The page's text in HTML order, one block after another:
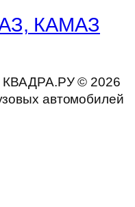
КАМАЗ
КВАДРА.РУ © 2026
автомобилей